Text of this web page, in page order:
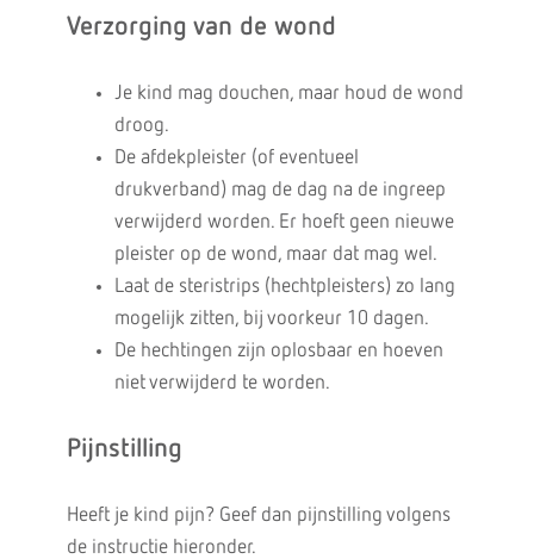
Verzorging van de wond
Je kind mag douchen, maar houd de wond
droog.
De afdekpleister (of eventueel
drukverband) mag de dag na de ingreep
verwijderd worden. Er hoeft geen nieuwe
pleister op de wond, maar dat mag wel.
Laat de steristrips (hechtpleisters) zo lang
mogelijk zitten, bij voorkeur 10 dagen.
De hechtingen zijn oplosbaar en hoeven
niet verwijderd te worden.
Pijnstilling
Heeft je kind pijn? Geef dan pijnstilling volgens
de instructie hieronder.